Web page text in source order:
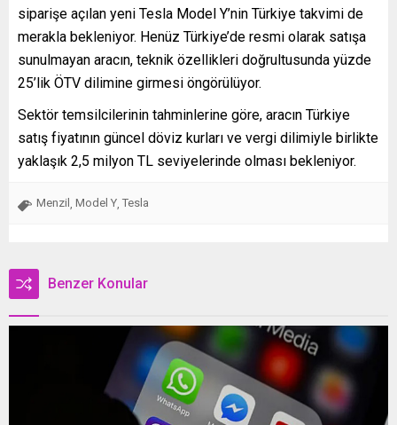
siparişe açılan yeni Tesla Model Y’nin Türkiye takvimi de
merakla bekleniyor. Henüz Türkiye’de resmi olarak satışa
sunulmayan aracın, teknik özellikleri doğrultusunda yüzde
25’lik ÖTV dilimine girmesi öngörülüyor.
Sektör temsilcilerinin tahminlerine göre, aracın Türkiye
satış fiyatının güncel döviz kurları ve vergi dilimiyle birlikte
yaklaşık 2,5 milyon TL seviyelerinde olması bekleniyor.
Menzil , Model Y, Tesla
Benzer Konular